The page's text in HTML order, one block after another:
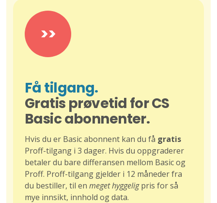
>>
Få tilgang.
Gratis prøvetid for CS
Basic abonnenter.
Hvis du er Basic abonnent kan du få gratis
Proff-tilgang i 3 dager. Hvis du oppgraderer
betaler du bare differansen mellom Basic og
Proff. Proff-tilgang gjelder i 12 måneder fra
du bestiller, til en meget hyggeligpris for så
mye innsikt, innhold og data.